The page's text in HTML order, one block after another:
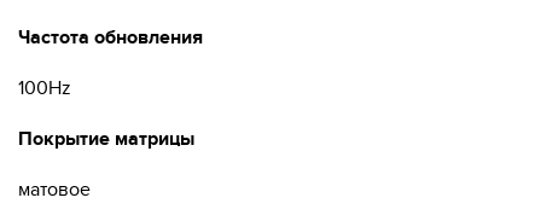
Частота обновления
100Hz
Покрытие матрицы
матовое